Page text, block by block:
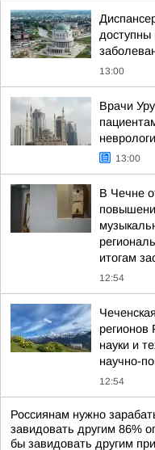
13:00
Врачи
13:00
В Чечне
итогам
12:54
регионов
науки и
научно-
12:54
Россиянам нужно
завидовать другим 86%
бы завидовать другим